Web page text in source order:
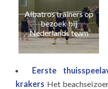
Albatros trainers op
bezoek bij
Nederlands team
Eerste
krakers Het